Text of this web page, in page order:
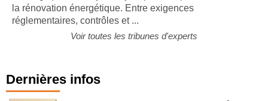
d’énergie) est un enjeu majeur pour les professionnels de
la rénovation énergétique. Entre exigences
Dernières infos